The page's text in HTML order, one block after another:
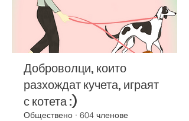
Доброволци, които
разхождат кучета, играят
с котета :)
Обществено · 604 членове